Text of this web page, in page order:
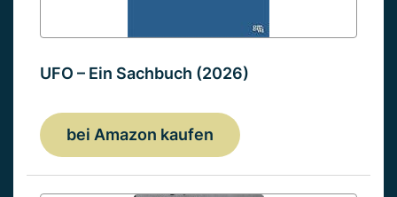
UFO – Ein Sachbuch (2026)
bei Amazon kaufen